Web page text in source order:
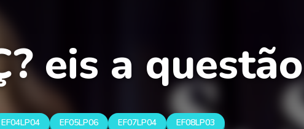
eis a questão
EF04LP04 EF05LP06 EF07LP04 EF08LP03